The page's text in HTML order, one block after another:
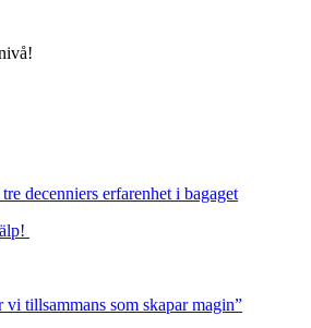
decenniers erfarenhet i bagaget
tillsammans som skapar magin”